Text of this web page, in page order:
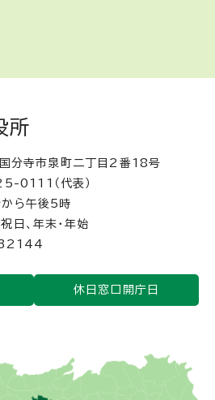
所
寺市泉町二丁目2番18号
0111（代表）
ら午後5時
日、年末・年始
休日窓口開庁日